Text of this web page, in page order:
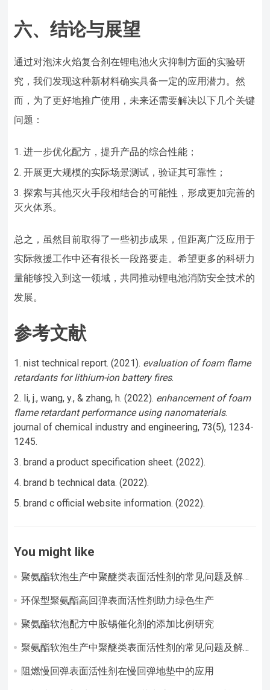
六、结论与展望
通过对泡沫火焰复合剂在锂电池火灾抑制方面的实验研
究，我们发现这种新材料确实具备一定的应用潜力。然
而，为了更好地推广使用，未来还需要解决以下几个关键
问题：
进一步优化配方，提升产品的综合性能；
开展更大规模的实际场景测试，验证其可靠性；
探索与其他灭火手段相结合的可能性，形成更加完善的
灭火体系。
总之，虽然目前取得了一些初步成果，但距离广泛应用于
实际救援工作中还有很长一段路要走。希望更多的科研力
量能够投入到这一领域，共同推动锂电池消防安全技术的
发展。
参考文献
nist technical report. (2021). evaluation of foam flame
retardants for lithium-ion battery fires.
li, j., wang, y., & zhang, h. (2022). enhancement of foam
flame retardant performance using nanomaterials.
journal of chemical industry and engineering, 73(5), 1234-
1245.
brand a product specification sheet. (2022).
brand b technical data. (2022).
brand c official website information. (2022).
You might like
聚氨酯软泡生产中聚醚类表面活性剂的常见问题及解决
环保型聚氨酯高回弹表面活性剂助力绿色生产​
聚氨酯软泡配方中胺锡催化剂的添加比例研究
聚氨酯软泡生产中聚醚类表面活性剂的常见问题及解决
阻燃慢回弹表面活性剂在慢回弹地垫中的应用​